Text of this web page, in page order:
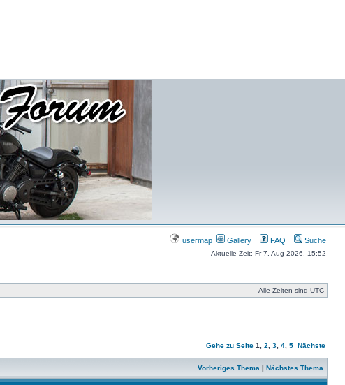
usermap Gallery FAQ Suche
Aktuelle Zeit: Fr 7. Aug 2026, 15:52
Alle Zeiten sind UTC
Gehe zu Seite 1 2 3 4 5 Nächste
Vorheriges Thema | Nächstes Thema